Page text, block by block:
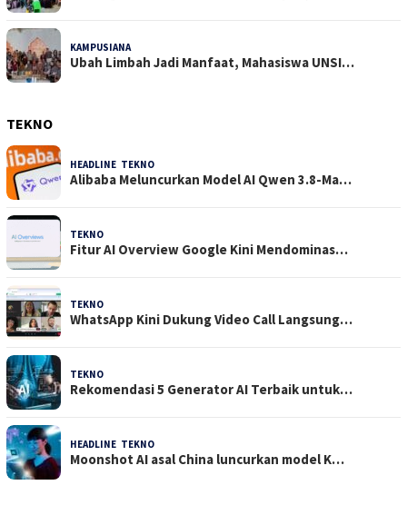
KAMPUSIANA
Ubah Limbah Jadi Manfaat, Mahasiswa UNSI…
TEKNO
HEADLINE TEKNO
Alibaba Meluncurkan Model AI Qwen 3.8-Ma…
TEKNO
Fitur AI Overview Google Kini Mendominas…
TEKNO
WhatsApp Kini Dukung Video Call Langsung…
TEKNO
Rekomendasi 5 Generator AI Terbaik untuk…
HEADLINE TEKNO
Moonshot AI asal China luncurkan model K…